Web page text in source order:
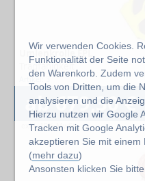
Wir verwenden Cookies.
Funktionalität der Seite
den Warenkorb. Zudem
Tools von Dritten, um die
analysieren und die
Hierzu nutzen wir Google
Tracken mit Google
akzeptieren Sie mit einem
(mehr dazu)
Ansonsten klicken Sie
Umlenkrolle EPL
Tragfähigkeit
Artikel: 3
ab 679,30 €
exkl. 19% MwSt.